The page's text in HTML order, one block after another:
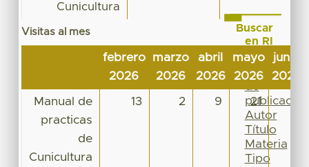
Cunicultura
Visitas al mes
febrero
2026
marzo
2026
abril
2026
mayo
2026
junio
2026
Manual de
practicas
de
Cunicultura
13 2 9 21
Buscar
en RI
Por
Fecha
de
publicación
Autor
Título
Materia
Tipo